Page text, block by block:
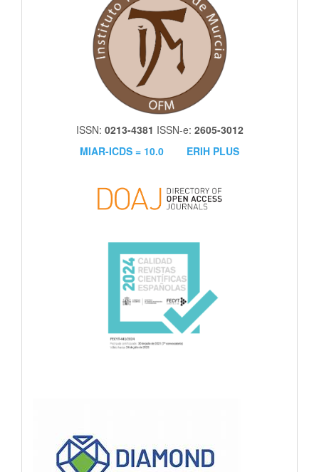
ISSN: 0213-4381 ISSN-e: 2605-3012
MIAR-ICDS = 10.0
ERIH PLUS